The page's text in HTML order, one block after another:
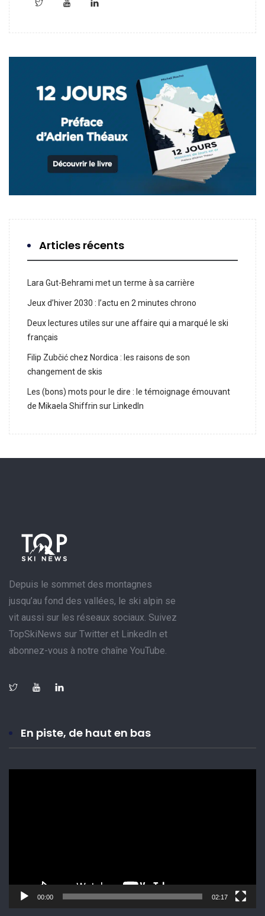
Articles récents
Lara Gut-Behrami met un terme à sa carrière
Jeux d’hiver 2030 : l’actu en 2 minutes chrono
Deux lectures utiles sur une affaire qui a marqué le ski
français
Filip Zubčić chez Nordica : les raisons de son
changement de skis
Les (bons) mots pour le dire : le témoignage émouvant
de Mikaela Shiffrin sur LinkedIn
Depuis le sommet des montagnes
jusqu’au fond des vallées, le ski alpin se
vit aussi sur les réseaux sociaux. Suivez
TopSkiNews sur Twitter et LinkedIn et
abonnez-vous à notre chaîne YouTube.
En piste, de haut en bas
00:00 02:17